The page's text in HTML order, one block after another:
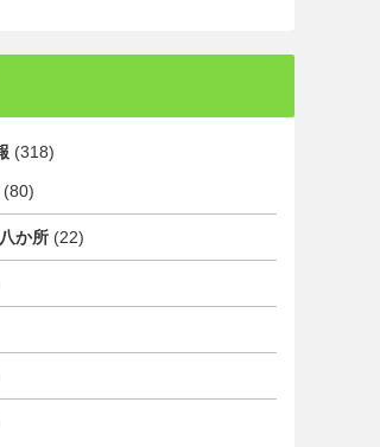
(318)
(80)
か所 (22)